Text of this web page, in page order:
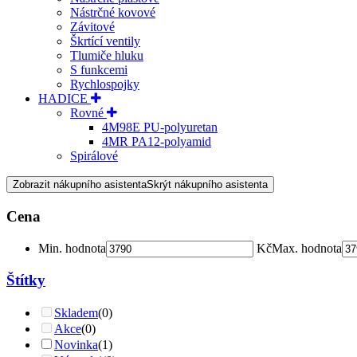
Nástrčné kovové
Závitové
Škrtící ventily
Tlumiče hluku
S funkcemi
Rychlospojky
HADICE
Rovné
4M98E PU-polyuretan
4MR PA12-polyamid
Spirálové
Zobrazit nákupního asistentaSkrýt nákupního asistenta
Cena
Min. hodnota KčMax. hodnota
Štítky
Skladem(0)
Akce(0)
Novinka(1)